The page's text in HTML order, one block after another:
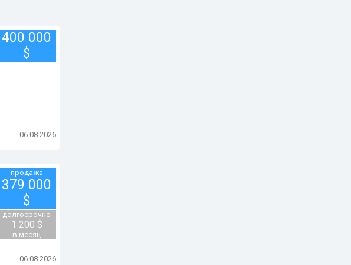
400 000
$
06.08.2026
продажа
379 000
$
долгосрочно
1 200 $
в месяц
06.08.2026